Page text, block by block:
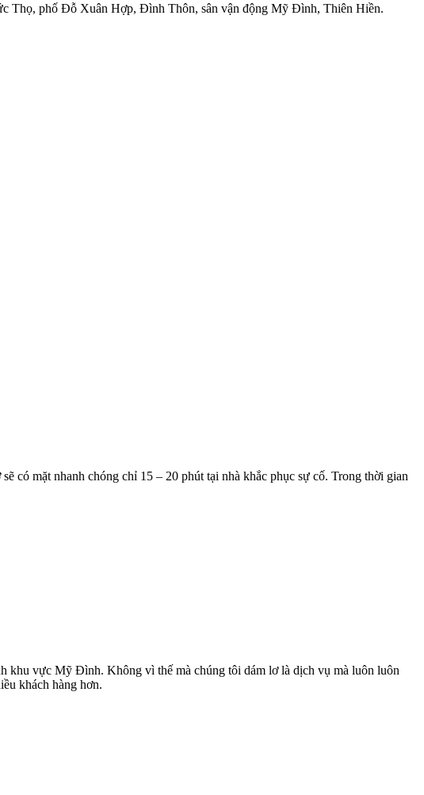
Thọ, phố Đỗ Xuân Hợp, Đình Thôn, sân vận động Mỹ Đình, Thiên Hiền.
có mặt nhanh chóng chỉ 15 – 20 phút tại nhà khắc phục sự cố. Trong thời gian
vực Mỹ Đình. Không vì thế mà chúng tôi dám lơ là dịch vụ mà luôn luôn
khách hàng hơn.